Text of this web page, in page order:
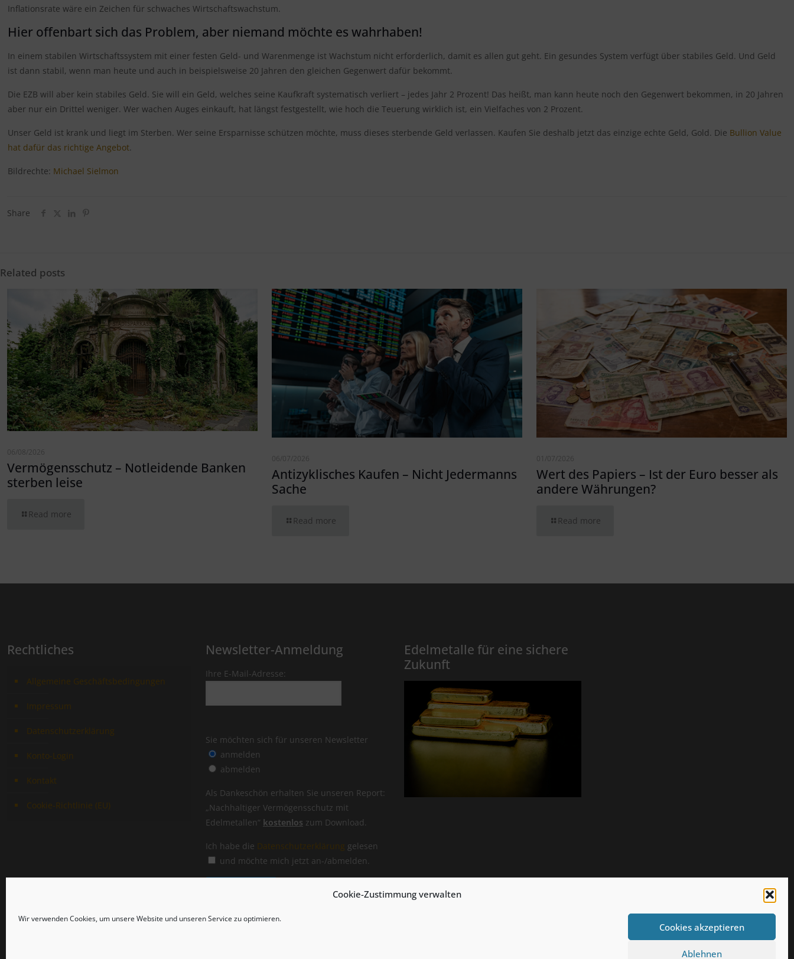
Cookie-Zustimmung verwalten
Wir verwenden Cookies, um unsere Website und unseren Service zu optimieren.
Cookies akzeptieren
Ablehnen
Inflationsrate wäre ein Zeichen für schwaches Wirtschaftswachstum.
Hier offenbart sich das Problem, aber niemand möchte es wahrhaben!
In einem stabilen Wirtschaftssystem mit einer festen Geld- und Warenmenge ist Wachstum nicht erforderlich, damit es allen gut geht. Ein gesundes System verfügt über stabiles Geld. Und Geld
ist dann stabil, wenn man heute und auch in beispielsweise 20 Jahren den gleichen Gegenwert dafür bekommt.
Die EZB will aber kein stabiles Geld. Sie will ein Geld, welches seine Kaufkraft systematisch verliert – jedes Jahr 2 Prozent! Das heißt, man kann heute noch den Gegenwert bekommen, in 20 Jahren
aber nur ein Drittel weniger. Wer wachen Auges einkauft, hat längst festgestellt, wie hoch die Teuerung wirklich ist, ein Vielfaches von 2 Prozent.
Unser Geld ist krank und liegt im Sterben. Wer seine Ersparnisse schützen möchte, muss dieses sterbende Geld verlassen. Kaufen Sie deshalb jetzt das einzige echte Geld, Gold. Die Bullion Value
hat dafür das richtige Angebot.
Bildrechte: Michael Sielmon
Share
Related posts
06/08/2026
Vermögensschutz – Notleidende Banken
sterben leise
Read more
06/07/2026
Antizyklisches Kaufen – Nicht Jedermanns
Sache
Read more
01/07/2026
Wert des Papiers – Ist der Euro besser als
andere Währungen?
Read more
Rechtliches
Allgemeine Geschäftsbedingungen
Impressum
Datenschutzerklärung
Konto-Login
Kontakt
Cookie-Richtlinie (EU)
Newsletter-Anmeldung
Ihre E-Mail-Adresse:
Sie möchten sich für unseren Newsletter
anmelden
abmelden
Als Dankeschön erhalten Sie unseren Report:
„Nachhaltiger Vermögensschutz mit
Edelmetallen“ kostenlos zum Download.
Ich habe die Datenschutzerklärung gelesen
und möchte mich jetzt an-/abmelden.
Edelmetalle für eine sichere
Zukunft